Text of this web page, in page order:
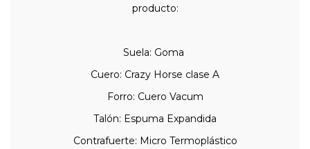
producto:
Suela: Goma
Cuero: Crazy Horse clase A
Forro: Cuero Vacum
Talón: Espuma Expandida
Contrafuerte: Micro Termoplástico